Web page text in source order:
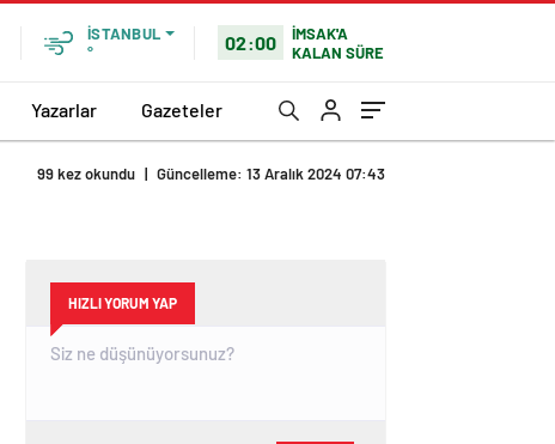
İSTANBUL
°
02:00
İMSAK'A
KALAN SÜRE
Yazarlar Gazeteler
99 kez okundu | Güncelleme: 13 Aralık 2024 07:43
HIZLI YORUM YAP